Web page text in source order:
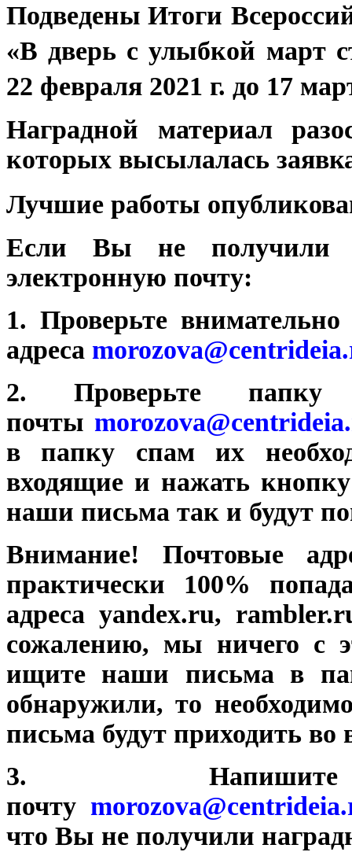
Подведены Итоги
«В дверь с улыбкой март
22 февраля 2021 г. до 17
Наградной материал
которых высылалась
Лучшие работы
Если Вы не получили
электронную почту:
1. Проверьте
адреса
2. Проверьте
почты
в папку спам их
входящие и нажать
наши письма так и будут
Внимание! Почтовые
практически 100%
адреса yandex.ru,
сожалению, мы ничего с
ищите наши письма в
обнаружили, то
письма будут приходить во
3.
почту
что Вы не получили